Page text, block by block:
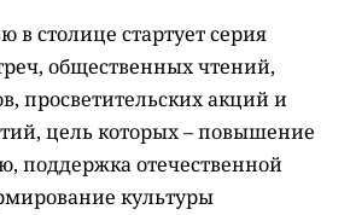
в столице стартует серия
общественных чтений,
просветительских акций и
цель которых –повышение
поддержка отечественной
культуры